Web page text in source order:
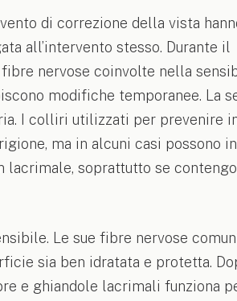
di correzione della vista
all’intervento stesso. Durante il
nervose coinvolte nella
modifiche temporanee. La
I colliri utilizzati per prevenire
ma in alcuni casi possono
soprattutto se
Le sue fibre nervose
sia ben idratata e protetta.
e ghiandole lacrimali funziona